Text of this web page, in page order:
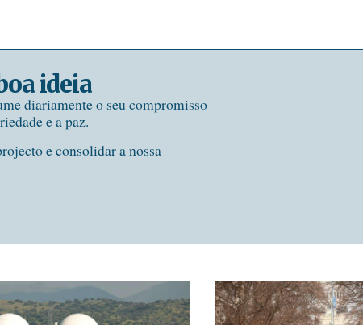
ideia
diariamente o seu compromisso
e a paz.
e consolidar a nossa